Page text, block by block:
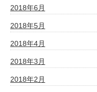
2018年6月
2018年5月
2018年4月
2018年3月
2018年2月